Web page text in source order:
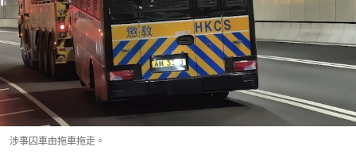
涉事囚車由拖車拖走。